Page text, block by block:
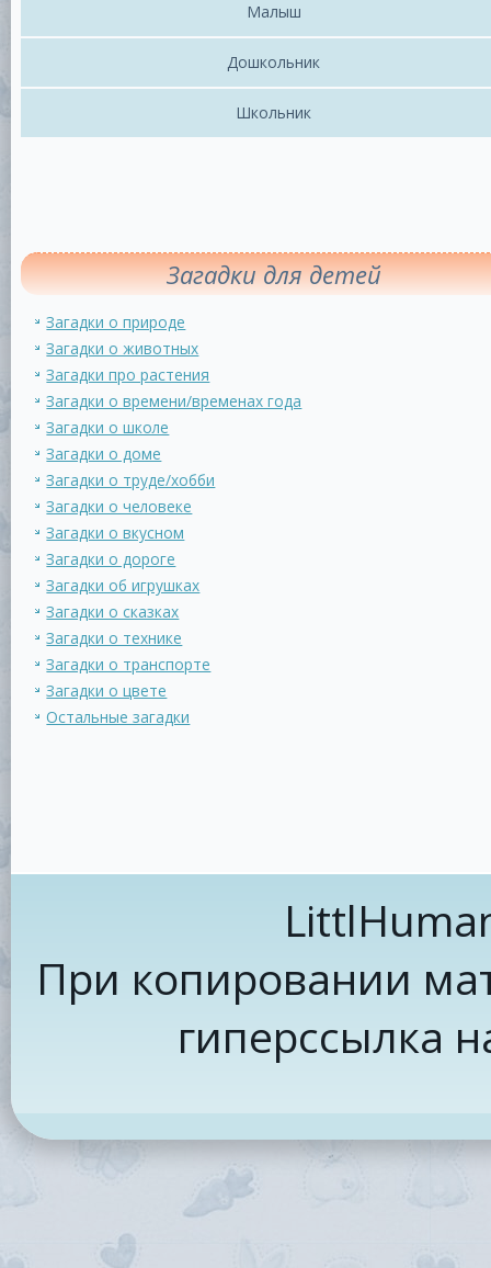
Малыш
Дошкольник
Школьник
Загадки для детей
Загадки о природе
Загадки о животных
Загадки про растения
Загадки о времени/временах года
Загадки о школе
Загадки о доме
Загадки о труде/хобби
Загадки о человеке
Загадки о вкусном
Загадки о дороге
Загадки об игрушках
Загадки о сказках
Загадки о технике
Загадки о транспорте
Загадки о цвете
Остальные загадки
При копировании
гиперссылка